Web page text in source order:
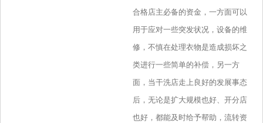
合格店主必备的资金，一方面可以
用于应对一些突发状况，设备的维
修，不慎在处理衣物是造成损坏之
类进行一些简单的补偿，另一方
面，当干洗店走上良好的发展事态
后，无论是扩大规模也好、开分店
也好，都能及时给予帮助，流转资